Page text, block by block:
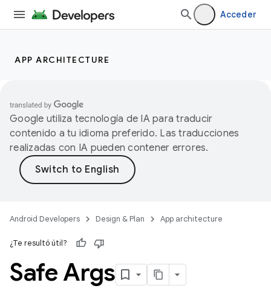
Acceder
APP ARCHITECTURE
Google utiliza tecnología de IA para traducir
contenido a tu idioma preferido. Las traducciones
realizadas con IA pueden contener errores.
Android Developers Design & Plan App architecture
¿Te resultó útil?
Safe Args